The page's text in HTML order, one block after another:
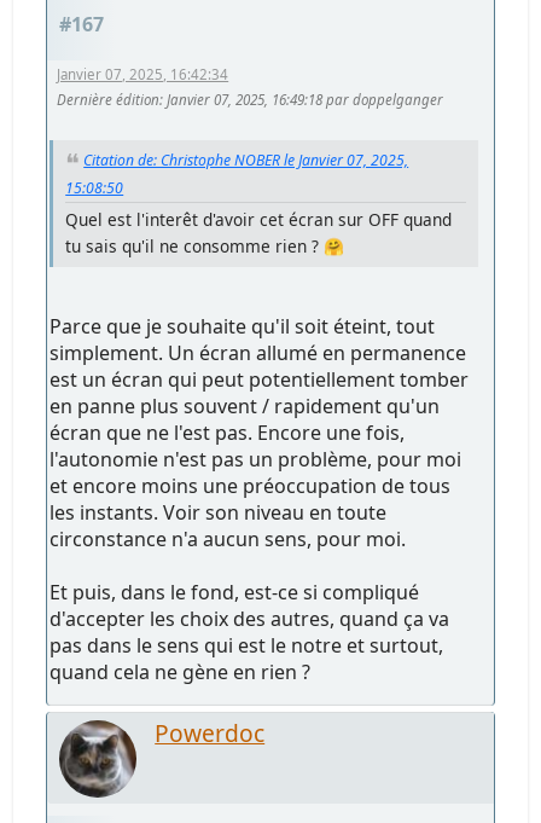
#167
Janvier 07, 2025, 16:42:34
Dernière édition: Janvier 07, 2025, 16:49:18 par doppelganger
Citation de: Christophe NOBER le Janvier 07, 2025,
15:08:50
Quel est l'interêt d'avoir cet écran sur OFF quand
tu sais qu'il ne consomme rien ? 🤗
Parce que je souhaite qu'il soit éteint, tout
simplement. Un écran allumé en permanence
est un écran qui peut potentiellement tomber
en panne plus souvent / rapidement qu'un
écran que ne l'est pas. Encore une fois,
l'autonomie n'est pas un problème, pour moi
et encore moins une préoccupation de tous
les instants. Voir son niveau en toute
circonstance n'a aucun sens, pour moi.
Et puis, dans le fond, est-ce si compliqué
d'accepter les choix des autres, quand ça va
pas dans le sens qui est le notre et surtout,
quand cela ne gène en rien ?
Powerdoc